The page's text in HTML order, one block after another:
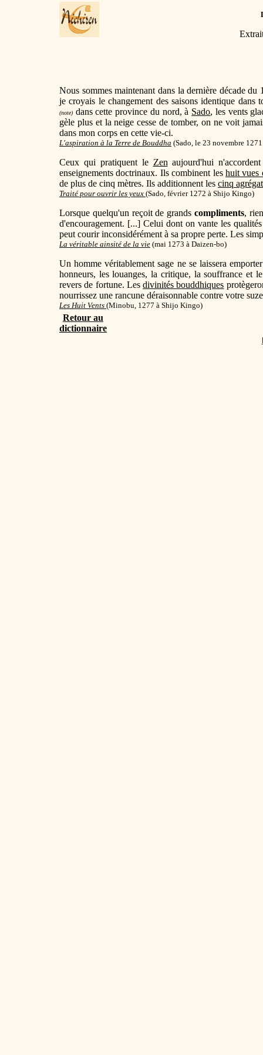
Nous sommes maintenant dans la dernière décade
je croyais le changement des saisons identique
(note) dans cette province du nord, à Sado, les vents
gèle plus et la neige cesse de tomber, on ne voit
dans mon corps en cette vie-ci.
L'aspiration à la Terre de Bouddha (Sado, le 23 novembre
Ceux qui pratiquent le Zen aujourd'hui
enseignements doctrinaux. Ils combinent leshuit vues
de plus de cinq mètres. Ils additionnent les cinq
Traité pour ouvrir les yeux (Sado, février 1272 à Shijo Kingo)
Lorsque quelqu'un reçoit de grands compliments,
d'encouragement. [...] Celui dont on vante les
peut courir inconsidérément à sa propre perte. Les
La véritable ainsité de la vie (mai 1273 à Daizen-bo)
Un homme véritablement sage ne se laissera
honneurs, les louanges, la critique, la souffrance et
revers de fortune. Lesdivinités bouddhiques
nourrissez une rancune déraisonnable contre votre
Les Huit Vents (Minobu, 1277 à Shijo Kingo)
Retour au
dictionnaire